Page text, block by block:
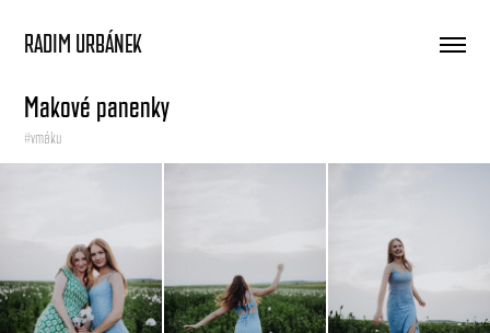
RADIM URBÁNEK
Makové panenky
#vmáku